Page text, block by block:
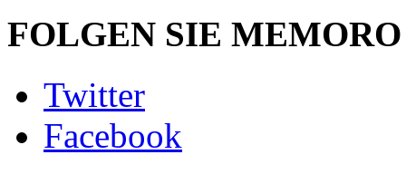
FOLGEN SIE
Twitter
Facebook